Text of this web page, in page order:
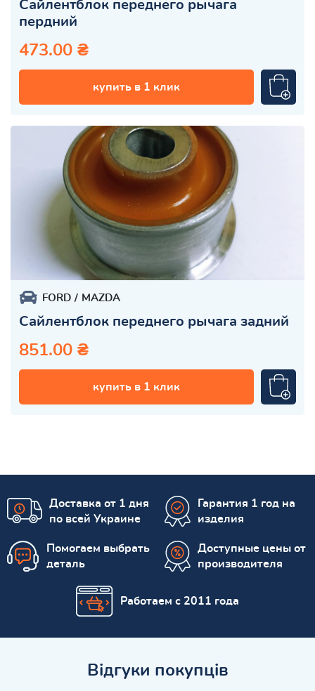
Сайлентблок переднего рычага
пердний
473.00 ₴
купить в 1 клик
FORD MAZDA
Сайлентблок переднего рычага задний
851.00 ₴
купить в 1 клик
Доставка от 1 дня
по всей Украине
Гарантия 1 год на
изделия
Помогаем выбрать
деталь
Доступные цены от
производителя
Работаем с 2011 года
Відгуки покупців